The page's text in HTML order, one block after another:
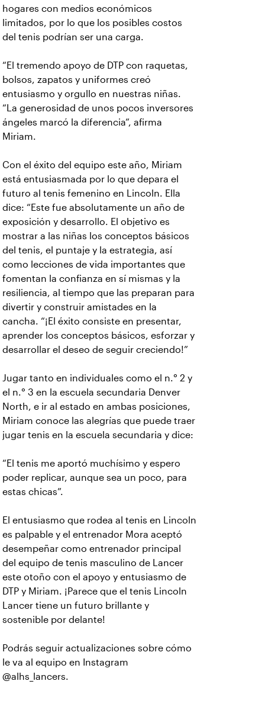
hogares con medios económicos
limitados, por lo que los posibles costos
del tenis podrían ser una carga.
“El tremendo apoyo de DTP con raquetas,
bolsos, zapatos y uniformes creó
entusiasmo y orgullo en nuestras niñas.
“La generosidad de unos pocos inversores
ángeles marcó la diferencia”, afirma
Miriam.
Con el éxito del equipo este año, Miriam
está entusiasmada por lo que depara el
futuro al tenis femenino en Lincoln. Ella
dice: “Este fue absolutamente un año de
exposición y desarrollo. El objetivo es
mostrar a las niñas los conceptos básicos
del tenis, el puntaje y la estrategia, así
como lecciones de vida importantes que
fomentan la confianza en sí mismas y la
resiliencia, al tiempo que las preparan para
divertir y construir amistades en la
cancha. “¡El éxito consiste en presentar,
aprender los conceptos básicos, esforzar y
desarrollar el deseo de seguir creciendo!”
Jugar tanto en individuales como el n.° 2 y
el n.° 3 en la escuela secundaria Denver
North, e ir al estado en ambas posiciones,
Miriam conoce las alegrías que puede traer
jugar tenis en la escuela secundaria y dice:
“El tenis me aportó muchísimo y espero
poder replicar, aunque sea un poco, para
estas chicas”.
El entusiasmo que rodea al tenis en Lincoln
es palpable y el entrenador Mora aceptó
desempeñar como entrenador principal
del equipo de tenis masculino de Lancer
este otoño con el apoyo y entusiasmo de
DTP y Miriam. ¡Parece que el tenis Lincoln
Lancer tiene un futuro brillante y
sostenible por delante!
Podrás seguir actualizaciones sobre cómo
le va al equipo en Instagram
@alhs_lancers.